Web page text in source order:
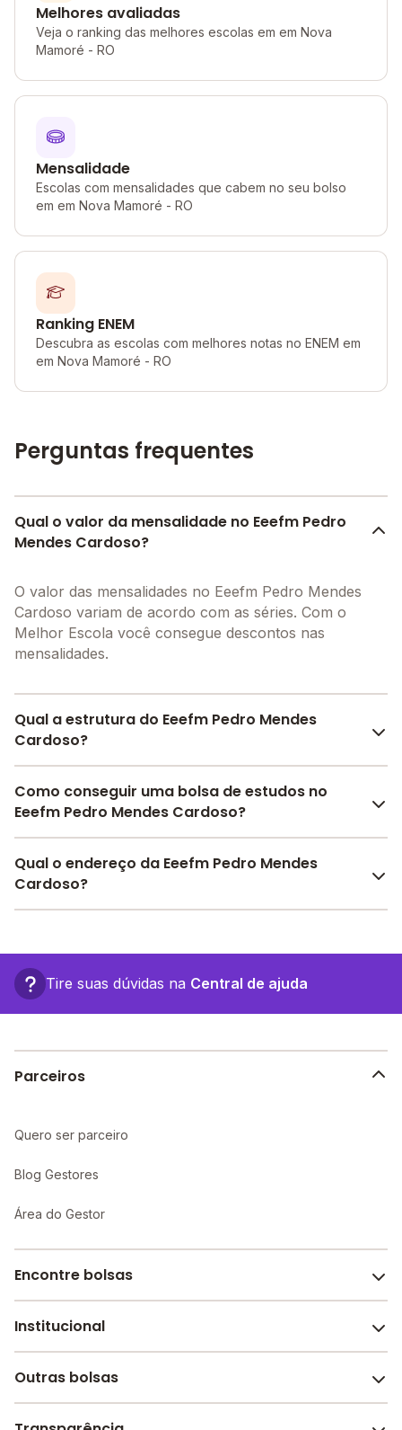
Melhores avaliadas
Veja o ranking das melhores escolas em em Nova
Mamoré - RO
Mensalidade
Escolas com mensalidades que cabem no seu bolso
em em Nova Mamoré - RO
Ranking ENEM
Descubra as escolas com melhores notas no ENEM em
em Nova Mamoré - RO
Perguntas frequentes
Qual o valor da mensalidade no Eeefm Pedro
Mendes Cardoso?
O valor das mensalidades no Eeefm Pedro Mendes
Cardoso variam de acordo com as séries. Com o
Melhor Escola você consegue descontos nas
mensalidades.
Qual a estrutura do Eeefm Pedro Mendes
Cardoso?
O Eeefm Pedro Mendes Cardoso oferece toda a
estrutura necessária para o conforto e
Pátio Coberto, Quadra Esportiva Coberta, Biblioteca,
Refeitório, Laboratório de ciências, Sala de
professores, Banda larga, Internet, entre outras
Como conseguir uma bolsa de estudos no
Eeefm Pedro Mendes Cardoso?
Pesquise bolsas disponíveis no Melhor Escola e
encontre o melhor desconto para você.
Qual o endereço da Eeefm Pedro Mendes
Cardoso?
Mamoré - RO.
Tire suas dúvidas na Central de ajuda
Parceiros
Quero ser parceiro
Blog Gestores
Área do Gestor
Encontre bolsas
Melhores escolas de São Paulo
Escolas por cidade e bairro
Institucional
Sobre o Melhor Escola
Revista Melhor Escola
Outras bolsas